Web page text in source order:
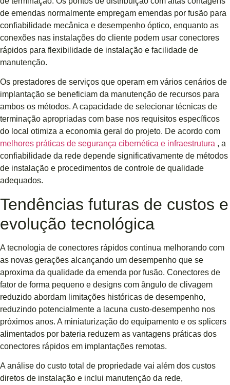
de emendas normalmente empregam emendas por fusão para
confiabilidade mecânica e desempenho óptico, enquanto as
conexões nas instalações do cliente podem usar conectores
rápidos para flexibilidade de instalação e facilidade de
manutenção.
Os prestadores de serviços que operam em vários cenários de
implantação se beneficiam da manutenção de recursos para
ambos os métodos. A capacidade de selecionar técnicas de
terminação apropriadas com base nos requisitos específicos
do local otimiza a economia geral do projeto. De acordo com
melhores práticas de segurança cibernética e infraestrutura , a
confiabilidade da rede depende significativamente de métodos
de instalação e procedimentos de controle de qualidade
adequados.
Tendências futuras de custos e
evolução tecnológica
A tecnologia de conectores rápidos continua melhorando com
as novas gerações alcançando um desempenho que se
aproxima da qualidade da emenda por fusão. Conectores de
fator de forma pequeno e designs com ângulo de clivagem
reduzido abordam limitações históricas de desempenho,
reduzindo potencialmente a lacuna custo-desempenho nos
próximos anos. A miniaturização do equipamento e os splicers
alimentados por bateria reduzem as vantagens práticas dos
conectores rápidos em implantações remotas.
A análise do custo total de propriedade vai além dos custos
diretos de instalação e inclui manutenção da rede,